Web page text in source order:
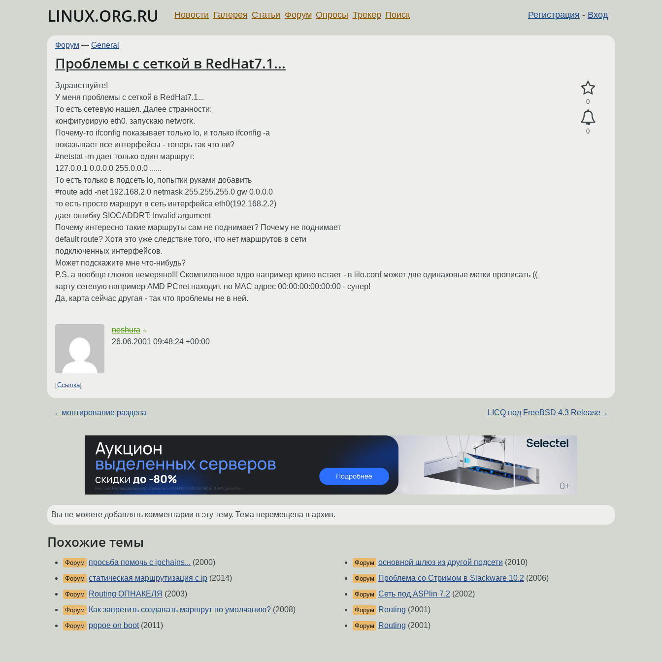
LINUX.ORG.RU Регистрация - Вход
Новости Галерея Статьи Форум Опросы Трекер Поиск
Форум — General
Проблемы с сеткой в RedHat7.1...
0
0
Здравствуйте!
У меня проблемы с сеткой в RedHat7.1...
То есть сетевую нашел. Далее странности:
конфигурирую eth0. запускаю network.
Почему-то ifconfig показывает только lo, и только ifconfig -a
показывает все интерфейсы - теперь так что ли?
#netstat -rn дает только один маршрут:
127.0.0.1 0.0.0.0 255.0.0.0 ......
То есть только в подсеть lo, попытки руками добавить
#route add -net 192.168.2.0 netmask 255.255.255.0 gw 0.0.0.0
то есть просто маршрут в сеть интерфейса eth0(192.168.2.2)
дает ошибку SIOCADDRT: Invalid argument
Почему интересно такие маршруты сам не поднимает? Почему не поднимает
default route? Хотя это уже следствие того, что нет маршрутов в сети
подключенных интерфейсов.
Может подскажите мне что-нибудь?
P.S. а вообще глюков немеряно!!! Скомпиленное ядро например криво встает - в lilo.conf может две одинаковые метки прописать ((
карту сетевую например AMD PCnet находит, но MAC адрес 00:00:00:00:00:00 - супер!
Да, карта сейчас другая - так что проблемы не в ней.
neshura ☆
26.06.2001 09:48:24 +00:00
Ссылка
← монтирование раздела LICQ под FreeBSD 4.3 Release→
Вы не можете добавлять комментарии в эту тему. Тема перемещена в архив.
Похожие темы
Форум просьба помочь с ipchains... (2000)
Форум статическая маршрутизация с ip (2014)
Форум Routing ОПНАКЕЛЯ (2003)
Форум Как запретить создавать маршрут по умолчанию? (2008)
Форум pppoe on boot(2011)
Форум основной шлюз из другой подсети (2010)
Форум Проблема со Стримом в Slackware 10.2 (2006)
Форум Сеть под ASPlin 7.2 (2002)
Форум Routing (2001)
Форум Routing (2001)